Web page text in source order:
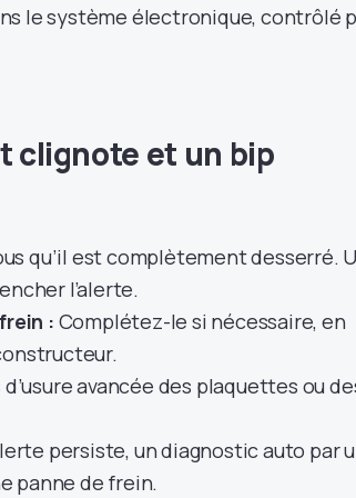
le système électronique, contrôlé
clignote et un bip
qu’il est complètement desserré.
l’alerte.
: Complétez-le si nécessaire, en
d’usure avancée des plaquettes ou
persiste, un diagnostic auto par
panne de frein.